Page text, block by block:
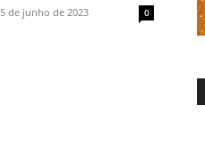
5 de junho de 2023 0